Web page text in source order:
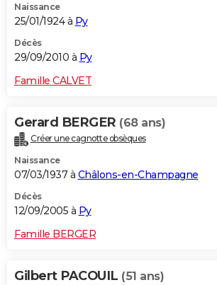
Naissance
25/01/1924 à Py
Décès
29/09/2010 à Py
Famille CALVET
Gerard BERGER (68 ans)
Créer une cagnotte obsèques
Naissance
07/03/1937 à Châlons-en-Champagne
Décès
12/09/2005 à Py
Famille BERGER
Gilbert PACOUIL (51 ans)